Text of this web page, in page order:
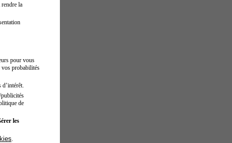
la
pour vous
vos probabilités
de
les